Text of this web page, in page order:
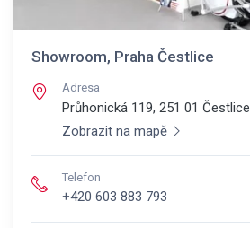
Showroom, Praha Čestlice
Adresa
Průhonická 119, 251 01 Čestlice
Zobrazit na mapě
Telefon
+420 603 883 793